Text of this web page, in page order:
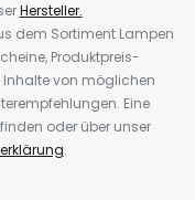
Hersteller.
dem Sortiment Lampen
Produktpreis-
Inhalte von möglichen
Eine
oder über unser
.